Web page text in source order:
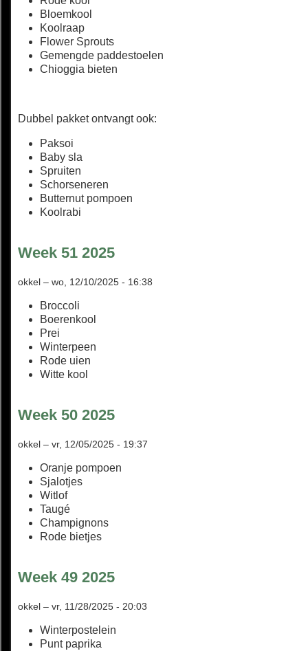
Bloemkool
Koolraap
Flower Sprouts
Gemengde paddestoelen
Chioggia bieten
Dubbel pakket ontvangt ook:
Paksoi
Baby sla
Spruiten
Schorseneren
Butternut pompoen
Koolrabi
Week 51 2025
okkel – wo, 12/10/2025 - 16:38
Broccoli
Boerenkool
Prei
Winterpeen
Rode uien
Witte kool
Week 50 2025
okkel – vr, 12/05/2025 - 19:37
Oranje pompoen
Sjalotjes
Witlof
Taugé
Champignons
Rode bietjes
Week 49 2025
okkel – vr, 11/28/2025 - 20:03
Winterpostelein
Punt paprika